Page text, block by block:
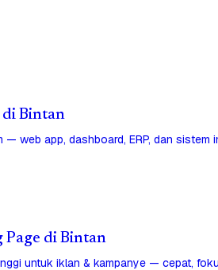
di Bintan
web app, dashboard, ERP, dan sistem
Page di Bintan
untuk iklan & kampanye — cepat,